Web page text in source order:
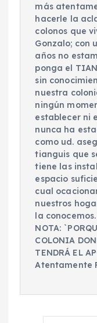
más
hacerle la
colonos que
Gonzalo; con
años no
ponga el
sin
nuestra
ningún
establecer ni
nunca ha
como ud.
tianguis que
tiene las
espacio
cual
nuestros
la conocemos.
NOTA:
COLONIA
TENDRÁ EL
Atentamente